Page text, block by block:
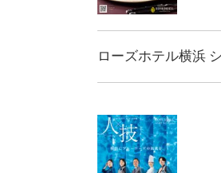
ローズホテル横浜